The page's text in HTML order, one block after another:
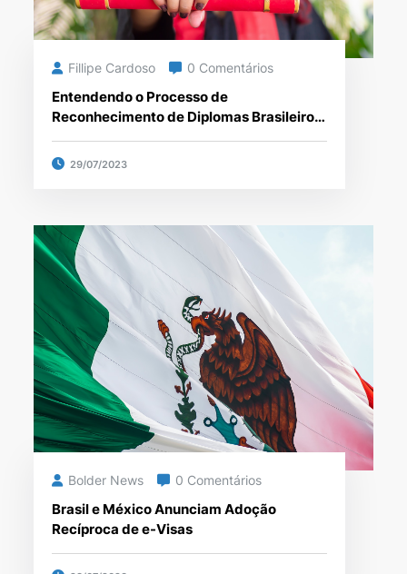
Fillipe Cardoso 0 Comentários
Entendendo o Processo de
Reconhecimento de Diplomas Brasileiros
29/07/2023
Bolder News 0 Comentários
Brasil e México Anunciam Adoção
Recíproca de e-Visas